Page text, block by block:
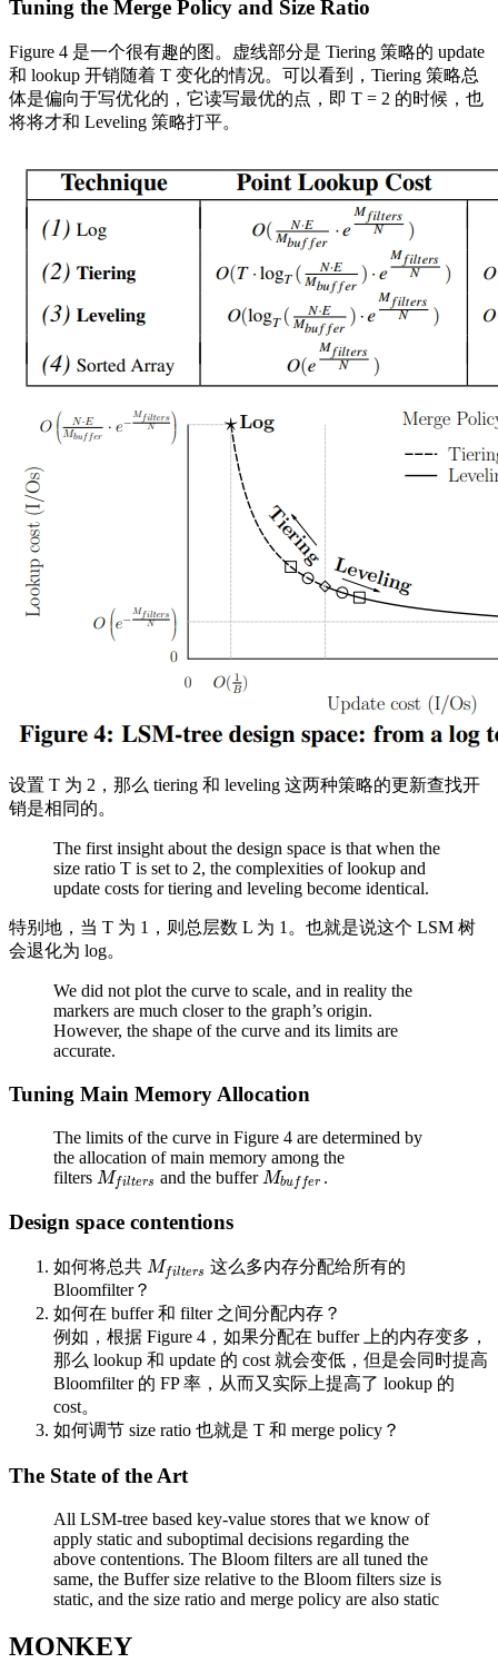
Tuning the Merge Policy and Size Ratio
Figure 4 是一个很有趣的图。虚线部分是 Tiering 策略的 update
和 lookup 开销随着 T 变化的情况。可以看到，Tiering 策略总
体是偏向于写优化的，它读写最优的点，即 T = 2 的时候，也
将将才和 Leveling 策略打平。
设置 T 为 2，那么 tiering 和 leveling 这两种策略的更新查找开
销是相同的。
The first insight about the design space is that when the
size ratio T is set to 2, the complexities of lookup and
update costs for tiering and leveling become identical.
特别地，当 T 为 1，则总层数 L 为 1。也就是说这个 LSM 树
会退化为 log。
We did not plot the curve to scale, and in reality the
markers are much closer to the graph’s origin.
However, the shape of the curve and its limits are
accurate.
Tuning Main Memory Allocation
The limits of the curve in Figure 4 are determined by
the allocation of main memory among the
filters Mfilters
Mfilters and the bufferMbuf fer
Mbuffer .
Design space contentions
如何将总共 Mfilters
Mfilters 这么多内存分配给所有的
Bloomfilter？
如何在 buffer 和 filter 之间分配内存？
例如，根据 Figure 4，如果分配在 buffer 上的内存变多，
那么 lookup 和 update 的 cost 就会变低，但是会同时提高
Bloomfilter 的 FP 率，从而又实际上提高了 lookup 的
cost。
如何调节 size ratio 也就是 T 和 merge policy？
The State of the Art
All LSM-tree based key-value stores that we know of
apply static and suboptimal decisions regarding the
above contentions. The Bloom filters are all tuned the
same, the Buffer size relative to the Bloom filters size is
static, and the size ratio and merge policy are also static
MONKEY